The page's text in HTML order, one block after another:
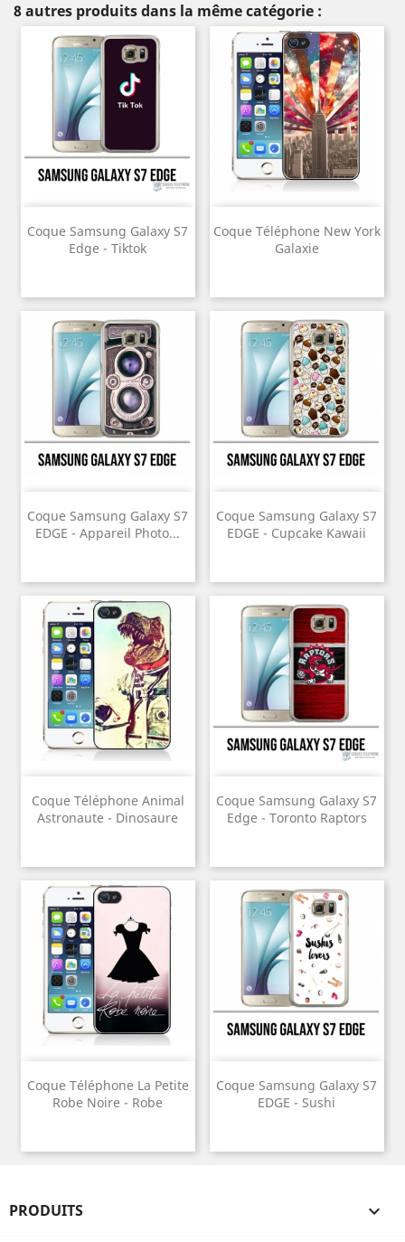
8 autres produits dans la même catégorie :
Coque Samsung Galaxy S7
Edge - Tiktok
Coque Téléphone New York
Galaxie
Coque Samsung Galaxy S7
EDGE - Appareil Photo...
Coque Samsung Galaxy S7
EDGE - Cupcake Kawaii
Coque Téléphone Animal
Astronaute - Dinosaure
Coque Samsung Galaxy S7
Edge - Toronto Raptors
Coque Téléphone La Petite
Robe Noire - Robe
Coque Samsung Galaxy S7
EDGE - Sushi
PRODUITS 